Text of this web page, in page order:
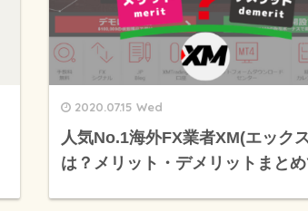
2020.07.15 Wed
人気No.1海外FX業者XM(エック
は？メリット・デメリットまと